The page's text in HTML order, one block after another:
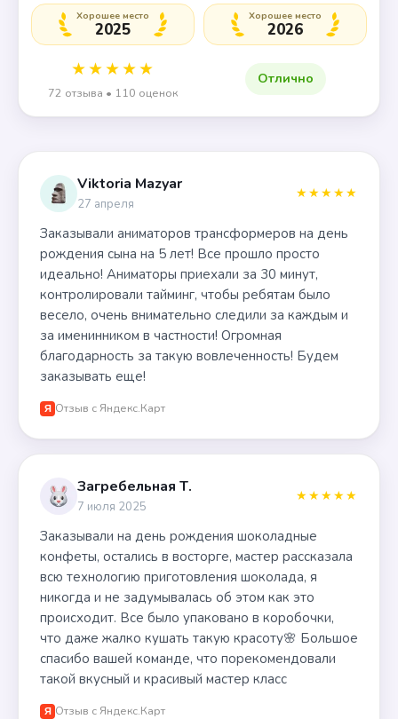
★★★★★
72 отзыва • 110 оценок
Хорошее место
2025
Хорошее место
2026
Отлично
Viktoria Mazyar
27 апреля
★★★★★
Заказывали аниматоров трансформеров на день
рождения сына на 5 лет! Все прошло просто
идеально! Аниматоры приехали за 30 минут,
контролировали тайминг, чтобы ребятам было
весело, очень внимательно следили за каждым и
за именинником в частности! Огромная
благодарность за такую вовлеченность! Будем
заказывать еще!
Я Отзыв с Яндекс.Карт
Загребельная Т.
7 июля 2025
★★★★★
Заказывали на день рождения шоколадные
конфеты, остались в восторге, мастер рассказала
всю технологию приготовления шоколада, я
никогда и не задумывалась об этом как это
происходит. Все было упаковано в коробочки,
что даже жалко кушать такую красоту🌸 Большое
спасибо вашей команде, что порекомендовали
такой вкусный и красивый мастер класс
Я Отзыв с Яндекс.Карт